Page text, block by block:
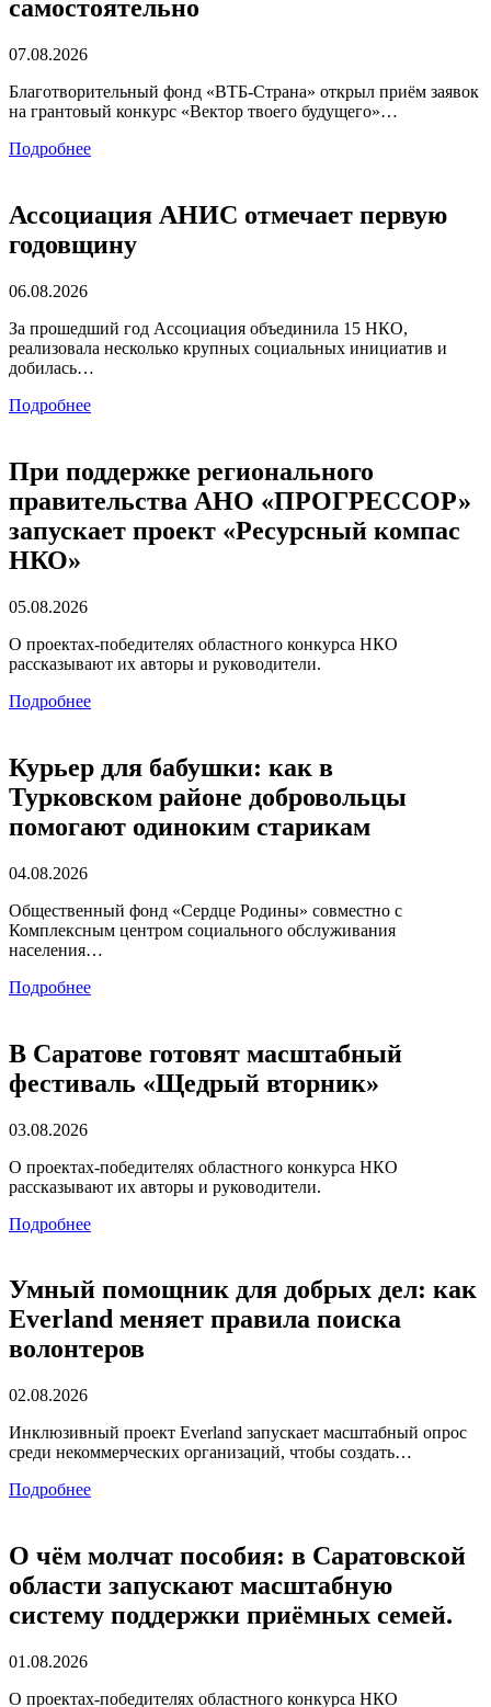
самостоятельно
07.08.2026
Благотворительный фонд «ВТБ-Страна» открыл приём заявок
на грантовый конкурс «Вектор твоего будущего»…
Подробнее
Ассоциация АНИС отмечает первую
годовщину
06.08.2026
За прошедший год Ассоциация объединила 15 НКО,
реализовала несколько крупных социальных инициатив и
добилась…
Подробнее
При поддержке регионального
правительства АНО «ПРОГРЕССОР»
запускает проект «Ресурсный компас
НКО»
05.08.2026
О проектах-победителях областного конкурса НКО
рассказывают их авторы и руководители.
Подробнее
Курьер для бабушки: как в
Турковском районе добровольцы
помогают одиноким старикам
04.08.2026
Общественный фонд «Сердце Родины» совместно с
Комплексным центром социального обслуживания
населения…
Подробнее
В Саратове готовят масштабный
фестиваль «Щедрый вторник»
03.08.2026
О проектах-победителях областного конкурса НКО
рассказывают их авторы и руководители.
Подробнее
Умный помощник для добрых дел: как
Everland меняет правила поиска
волонтеров
02.08.2026
Инклюзивный проект Everland запускает масштабный опрос
среди некоммерческих организаций, чтобы создать…
Подробнее
О чём молчат пособия: в Саратовской
области запускают масштабную
систему поддержки приёмных семей.
01.08.2026
О проектах-победителях областного конкурса НКО